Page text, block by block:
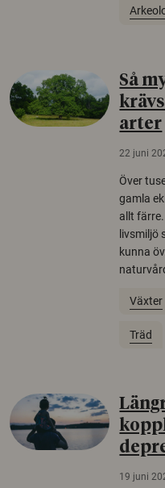
Så
arter
22 juni
Över
gamla
allt
livsmiljö
kunna
Växter
Träd
19 juni